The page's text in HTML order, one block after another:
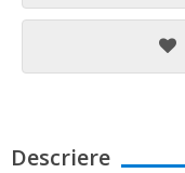
Descriere